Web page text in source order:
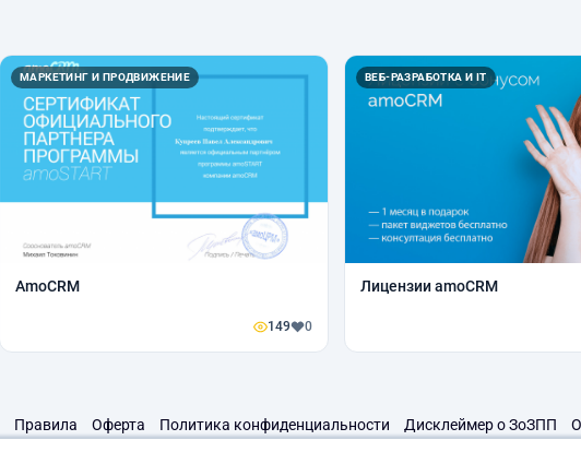
МАРКЕТИНГ И ПРОДВИЖЕНИЕ
AmoCRM
149 0
ВЕБ-РАЗРАБОТКА И IT
Лицензии amoCRM
Правила Оферта Политика конфиденциальности Дисклеймер о ЗоЗПП